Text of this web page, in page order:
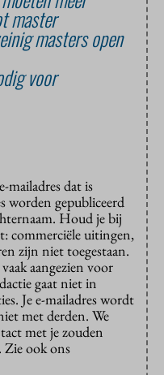
master
masters open
voor
mailadres dat is
worden gepubliceerd
Houd je bij
commerciële uitingen,
zijn niet toegestaan.
aangezien voor
gaat niet in
Je e-mailadres wordt
met derden. We
met je zouden
Zie ook ons